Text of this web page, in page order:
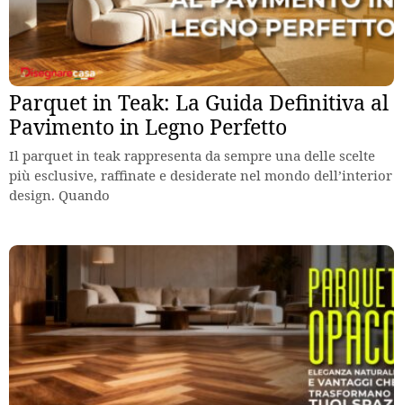
Parquet in Teak: La Guida Definitiva al
Pavimento in Legno Perfetto
Il parquet in teak rappresenta da sempre una delle scelte
più esclusive, raffinate e desiderate nel mondo dell’interior
design. Quando